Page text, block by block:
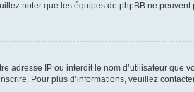
noter que les équipes de phpBB ne
adresse IP ou interdit le nom d’utilisateur
Pour plus d’informations, veuillez